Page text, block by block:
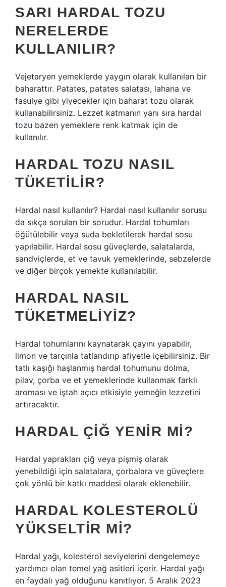
SARI HARDAL TOZU
NERELERDE
KULLANILIR?
Vejetaryen yemeklerde yaygın olarak kullanılan bir
baharattır. Patates, patates salatası, lahana ve
fasulye gibi yiyecekler için baharat tozu olarak
kullanabilirsiniz. Lezzet katmanın yanı sıra hardal
tozu bazen yemeklere renk katmak için de
kullanılır.
HARDAL TOZU NASIL
TÜKETILIR?
Hardal nasıl kullanılır? Hardal nasıl kullanılır sorusu
da sıkça sorulan bir sorudur. Hardal tohumları
öğütülebilir veya suda bekletilerek hardal sosu
yapılabilir. Hardal sosu güveçlerde, salatalarda,
sandviçlerde, et ve tavuk yemeklerinde, sebzelerde
ve diğer birçok yemekte kullanılabilir.
HARDAL NASIL
TÜKETMELIYIZ?
Hardal tohumlarını kaynatarak çayını yapabilir,
limon ve tarçınla tatlandırıp afiyetle içebilirsiniz. Bir
tatlı kaşığı haşlanmış hardal tohumunu dolma,
pilav, çorba ve et yemeklerinde kullanmak farklı
aroması ve iştah açıcı etkisiyle yemeğin lezzetini
artıracaktır.
HARDAL ÇIĞ YENIR MI?
Hardal yaprakları çiğ veya pişmiş olarak
yenebildiği için salatalara, çorbalara ve güveçlere
çok yönlü bir katkı maddesi olarak eklenebilir.
HARDAL KOLESTEROLÜ
YÜKSELTIR MI?
Hardal yağı, kolesterol seviyelerini dengelemeye
yardımcı olan temel yağ asitleri içerir. Hardal yağı
en faydalı yağ olduğunu kanıtlıyor. 5 Aralık 2023